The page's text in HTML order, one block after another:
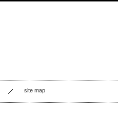
site map